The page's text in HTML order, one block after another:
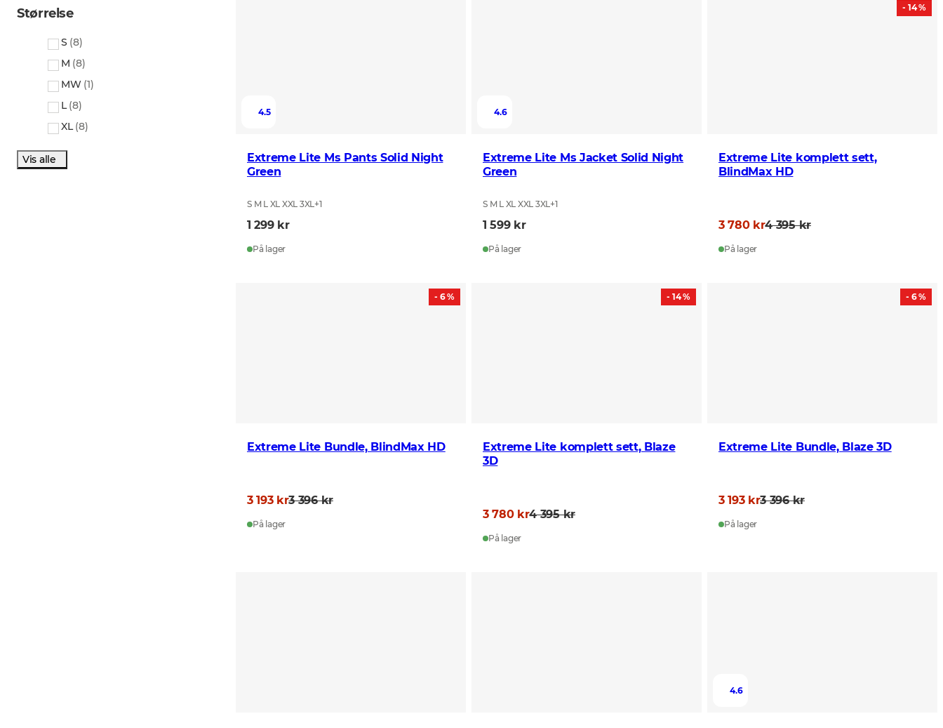
Størrelse
S (8)
M (8)
MW (1)
L (8)
XL (8)
Vis alle
4.5
Extreme Lite Ms Pants Solid Night
Green
S M L XL XXL 3XL+1
1 299 kr
På lager
4.6
Extreme Lite Ms Jacket Solid Night
Green
S M L XL XXL 3XL+1
1 599 kr
På lager
- 14 %
Extreme Lite komplett sett,
BlindMax HD
3 780 kr4 395 kr
På lager
- 6 %
Extreme Lite Bundle, BlindMax HD
3 193 kr3 396 kr
På lager
- 14 %
Extreme Lite komplett sett, Blaze
3D
3 780 kr4 395 kr
På lager
- 6 %
Extreme Lite Bundle, Blaze 3D
3 193 kr3 396 kr
På lager
4.6